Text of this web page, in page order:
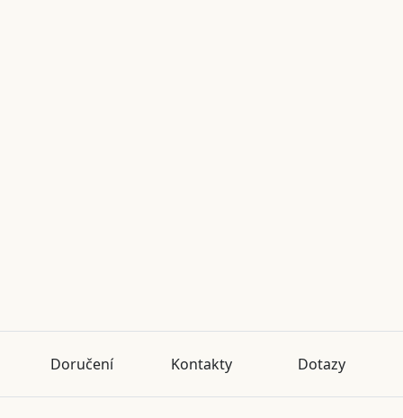
Doručení Kontakty Dotazy